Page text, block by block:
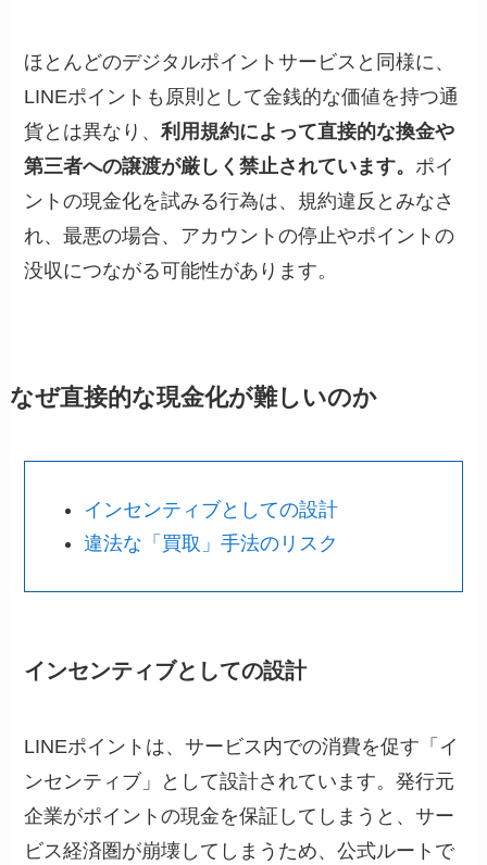
ほとんどのデジタルポイントサービスと同様に、
LINEポイントも原則として金銭的な価値を持つ通
貨とは異なり、利用規約によって直接的な換金や
第三者への譲渡が厳しく禁止されています。 ポイ
ントの現金化を試みる行為は、規約違反とみなさ
れ、最悪の場合、アカウントの停止やポイントの
没収につながる可能性があります。
なぜ直接的な現金化が難しいのか
インセンティブとしての設計
違法な「買取」手法のリスク
インセンティブとしての設計
LINEポイントは、サービス内での消費を促す「イ
ンセンティブ」として設計されています。発行元
企業がポイントの現金を保証してしまうと、サー
ビス経済圏が崩壊してしまうため、公式ルートで